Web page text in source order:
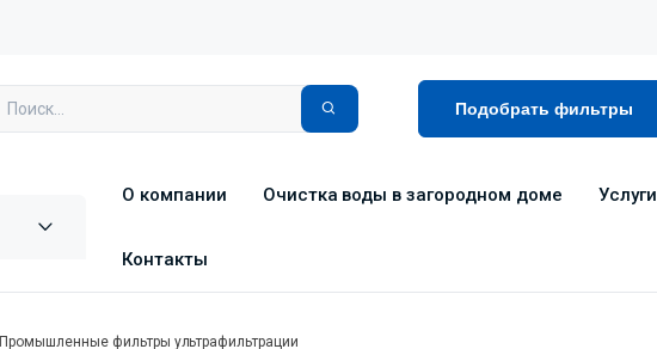
Подобрать фильтры
О компании Очистка воды в загородном доме Услуги
Контакты
Промышленные фильтры ультрафильтрации